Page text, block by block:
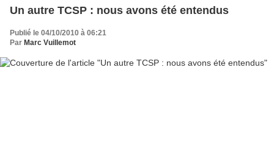
Un autre TCSP : nous avons été entendus
Publié le 04/10/2010 à 06:21
Par Marc Vuillemot